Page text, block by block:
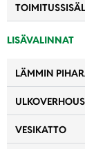
LISÄVALINNAT
LÄMMIN
ULKOVERHOUS
VESIKATTO